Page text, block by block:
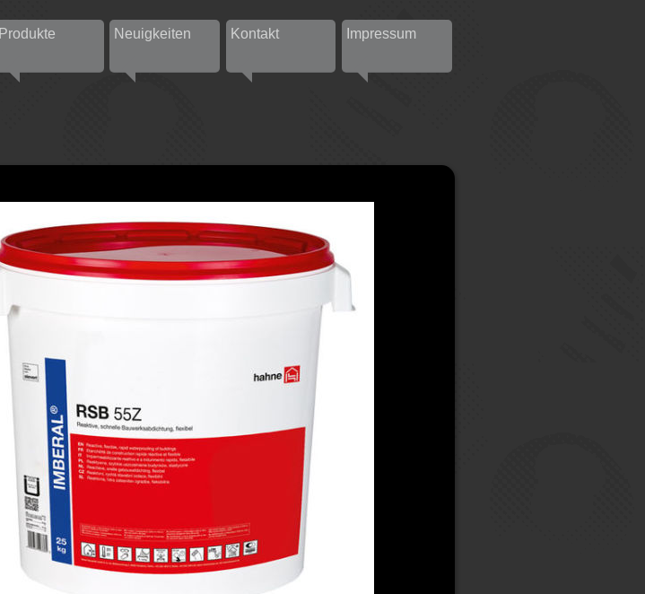
Produkte Neuigkeiten Kontakt Impressum